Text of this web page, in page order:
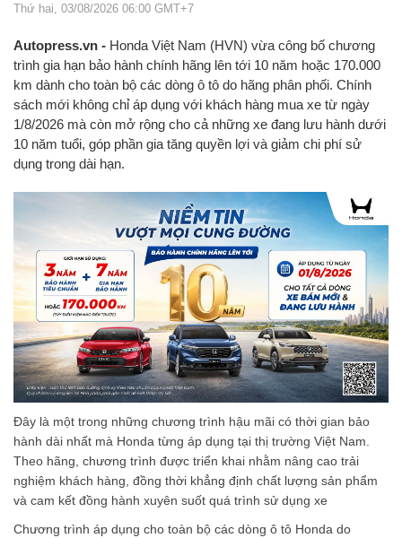
Thứ hai, 03/08/2026 06:00 GMT+7
Autopress.vn - Honda Việt Nam (HVN) vừa công bố chương
trình gia hạn bảo hành chính hãng lên tới 10 năm hoặc 170.000
km dành cho toàn bộ các dòng ô tô do hãng phân phối. Chính
sách mới không chỉ áp dụng với khách hàng mua xe từ ngày
1/8/2026 mà còn mở rộng cho cả những xe đang lưu hành dưới
10 năm tuổi, góp phần gia tăng quyền lợi và giảm chi phí sử
dụng trong dài hạn.
Đây là một trong những chương trình hậu mãi có thời gian bảo
hành dài nhất mà Honda từng áp dụng tại thị trường Việt Nam.
Theo hãng, chương trình được triển khai nhằm nâng cao trải
nghiệm khách hàng, đồng thời khẳng định chất lượng sản phẩm
và cam kết đồng hành xuyên suốt quá trình sử dụng xe
Chương trình áp dụng cho toàn bộ các dòng ô tô Honda do